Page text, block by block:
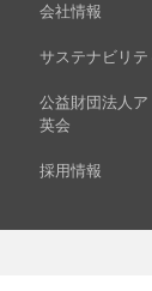
会社情報
サステナビリテ
公益財団法人
英会
採用情報